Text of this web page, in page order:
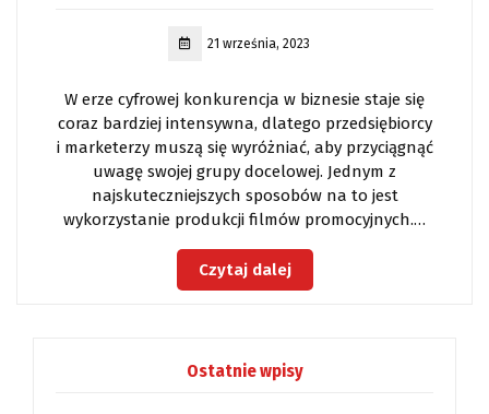
21 września, 2023
W erze cyfrowej konkurencja w biznesie staje się
coraz bardziej intensywna, dlatego przedsiębiorcy
i marketerzy muszą się wyróżniać, aby przyciągnąć
uwagę swojej grupy docelowej. Jednym z
najskuteczniejszych sposobów na to jest
wykorzystanie produkcji filmów promocyjnych.…
Czytaj dalej
Ostatnie wpisy